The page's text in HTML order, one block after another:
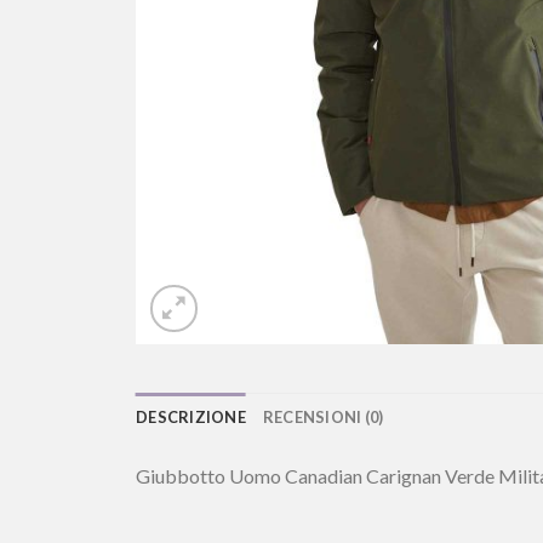
DESCRIZIONE RECENSIONI (0)
Giubbotto Uomo Canadian Carignan Verde